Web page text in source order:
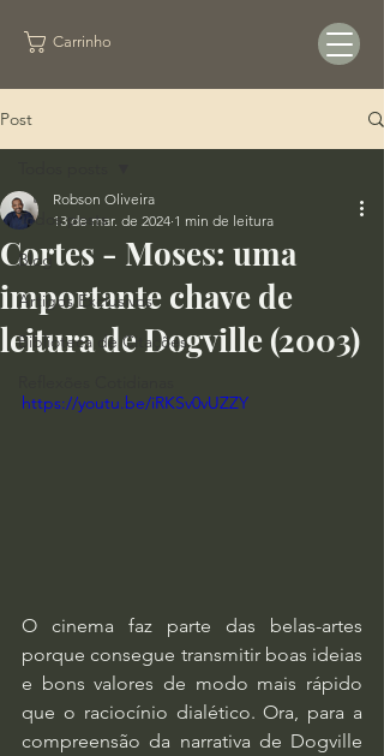
Carrinho
Post
Todos posts
Blog
Artigos Exclusivos
Biblioteca de Citações
Cortes - Moses: uma
importante chave de
leitura de Dogville (2003)
Robson Oliveira
13 de mar. de 2024 1 min de leitura
https://youtu.be/iRKSv0vUZZY
O cinema faz parte das belas-artes
porque consegue transmitir boas ideias
e bons valores de modo mais rápido
que o raciocínio dialético. Ora, para a
compreensão da narrativa de Dogville